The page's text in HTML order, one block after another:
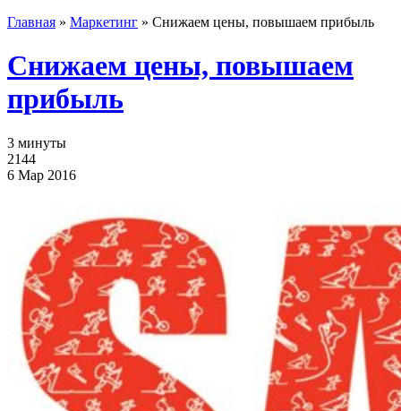
Главная » Маркетинг » Снижаем цены, повышаем прибыль
Снижаем цены, повышаем
прибыль
3 минуты
2144
6 Мар 2016